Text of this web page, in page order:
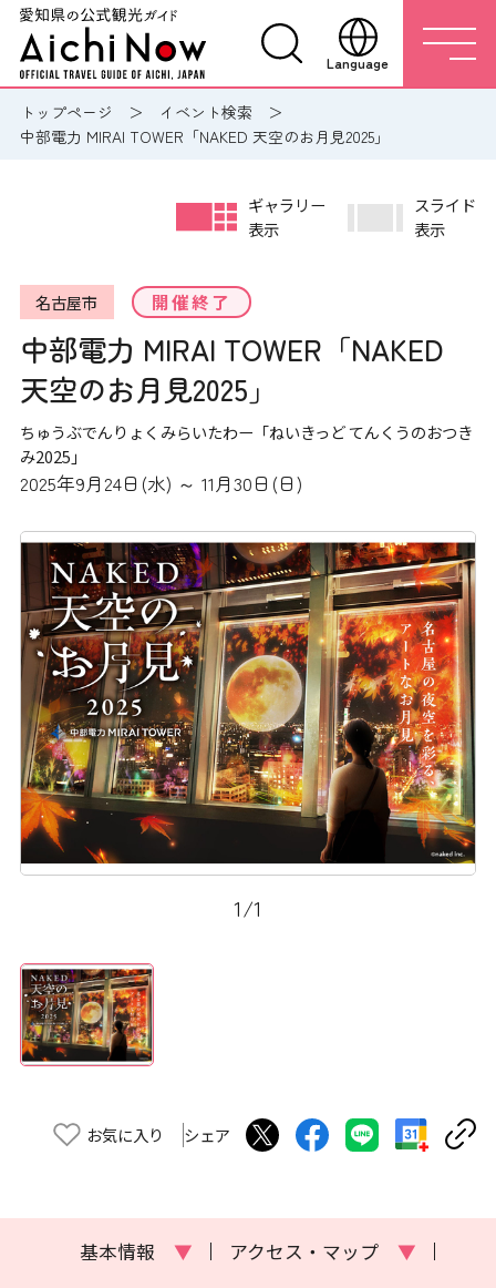
Language
トップページ
イベント検索
中部電力 MIRAI TOWER「NAKED 天空のお月見2025」
名古屋市 開催終了
中部電力 MIRAI TOWER「NAKED
天空のお月見2025」
ちゅうぶでんりょくみらいたわー「ねいきっど てんくうのおつき
み2025」
2025年9月24日(水) ～ 11月30日(日)
ギャラリー
表示
スライド
表示
1/1
お気に入り シェア
基本情報 ▼ アクセス・マップ
▼